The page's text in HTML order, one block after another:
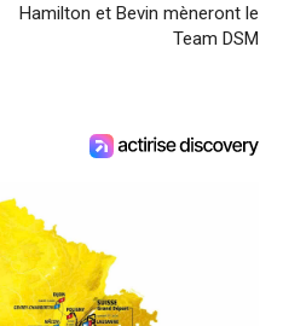
Hamilton et Bevin mèneront le
Team DSM